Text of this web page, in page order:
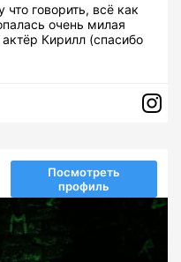
говорить, всё как
очень милая
Кирилл (спасибо
Посмотреть
профиль